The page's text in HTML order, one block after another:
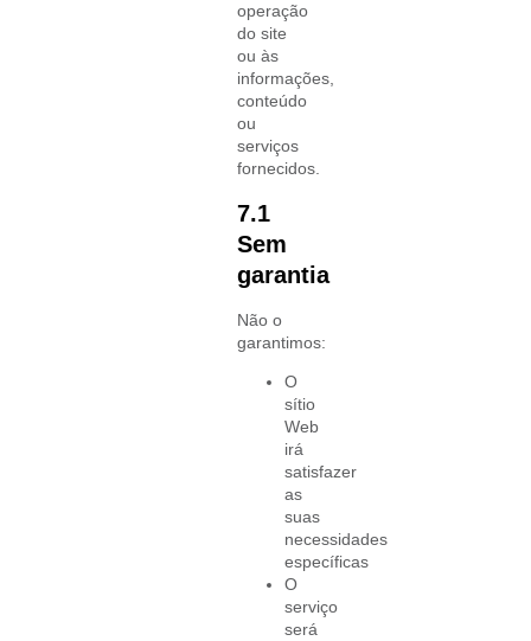
operação
do site
ou às
informações,
conteúdo
ou
serviços
fornecidos.
7.1
Sem
garantia
Não o
garantimos:
O
sítio
Web
irá
satisfazer
as
suas
necessidades
específicas
O
serviço
será